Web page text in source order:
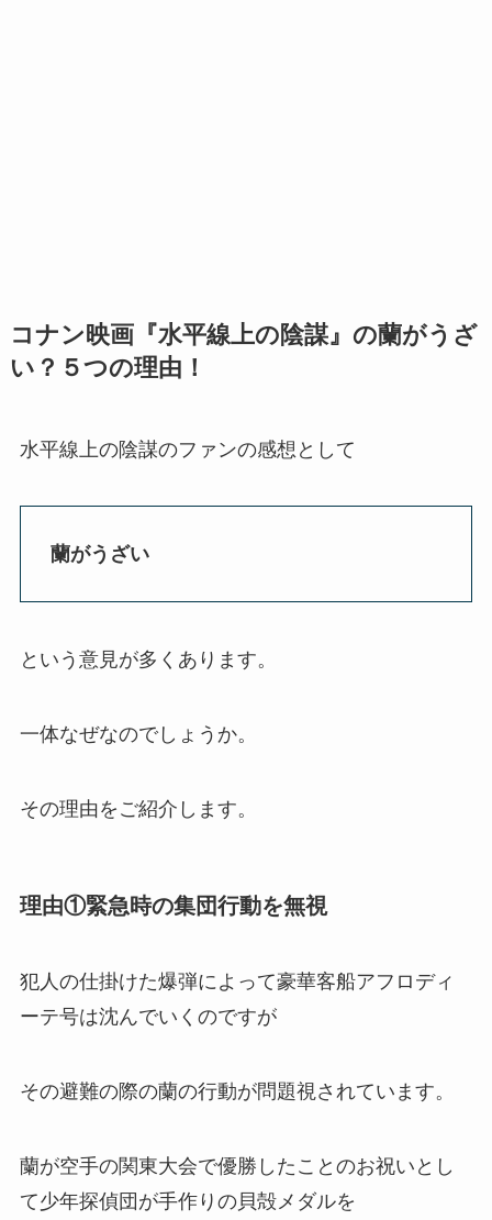
コナン映画『水平線上の陰謀』の蘭がうざ
い？５つの理由！
水平線上の陰謀のファンの感想として
蘭がうざい
という意見が多くあります。
一体なぜなのでしょうか。
その理由をご紹介します。
理由①緊急時の集団行動を無視
犯人の仕掛けた爆弾によって豪華客船アフロディ
ーテ号は沈んでいくのですが
その避難の際の蘭の行動が問題視されています。
蘭が空手の関東大会で優勝したことのお祝いとし
て少年探偵団が手作りの貝殻メダルを